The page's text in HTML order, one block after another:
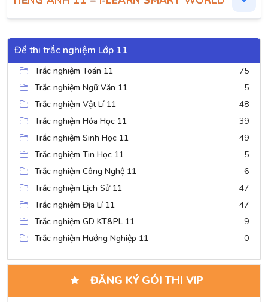
Đề thi trắc nghiệm Lớp 11
Trắc nghiệm Toán 11
75
Trắc nghiệm Ngữ Văn 11
5
Trắc nghiệm Vật Lí 11
48
Trắc nghiệm Hóa Học 11
39
Trắc nghiệm Sinh Học 11
49
Trắc nghiệm Tin Học 11
5
Trắc nghiệm Công Nghệ 11
6
Trắc nghiệm Lịch Sử 11
47
Trắc nghiệm Địa Lí 11
47
Trắc nghiệm GD KT&PL 11
9
Trắc nghiệm Hướng Nghiệp 11
0
ĐĂNG KÝ GÓI THI VIP